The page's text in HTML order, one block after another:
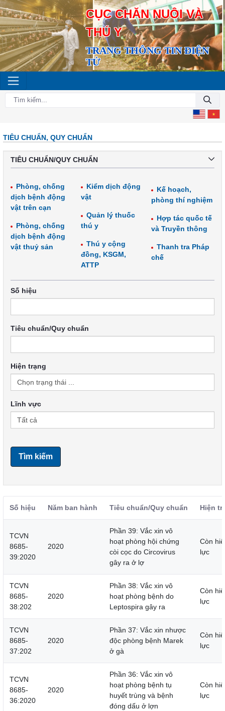
CỤC CHĂN NUÔI VÀ
THÚ Y
TRANG THÔNG TIN ĐIỆN
TỬ
TIÊU CHUẨN, QUY CHUẨN
TIÊU CHUẨN/QUY CHUẨN
Phòng, chống
dịch bệnh động
vật trên cạn
Phòng, chống
dịch bệnh động
vật thuỷ sản
Kiểm dịch động
vật
Quản lý thuốc
thú y
Thú y cộng
đồng, KSGM,
ATTP
Kế hoạch,
phòng thí nghiệm
Hợp tác quốc tế
và Truyền thông
Thanh tra Pháp
chế
Số hiệu
Tiêu chuẩn/Quy chuẩn
Hiện trạng
Lĩnh vực
Tìm kiếm
Số hiệu Năm ban hành Tiêu chuẩn/Quy chuẩn Hiện
TCVN
8685-
39:2020
2020
Phần 39: Vắc xin vô
hoạt phòng hội chứng
còi cọc do Circovirus
gây ra ở lợ
Còn
lực
TCVN
8685-
38:202
2020
Phần 38: Vắc xin vô
hoạt phòng bệnh do
Leptospira gây ra
Còn
lực
TCVN
8685-
37:202
2020
Phần 37: Vắc xin nhược
độc phòng bệnh Marek
ở gà
Còn
lực
TCVN
8685-
36:2020
2020
Phần 36: Vắc xin vô
hoạt phòng bệnh tụ
huyết trùng và bệnh
đóng dấu ở lợn
Còn
lực